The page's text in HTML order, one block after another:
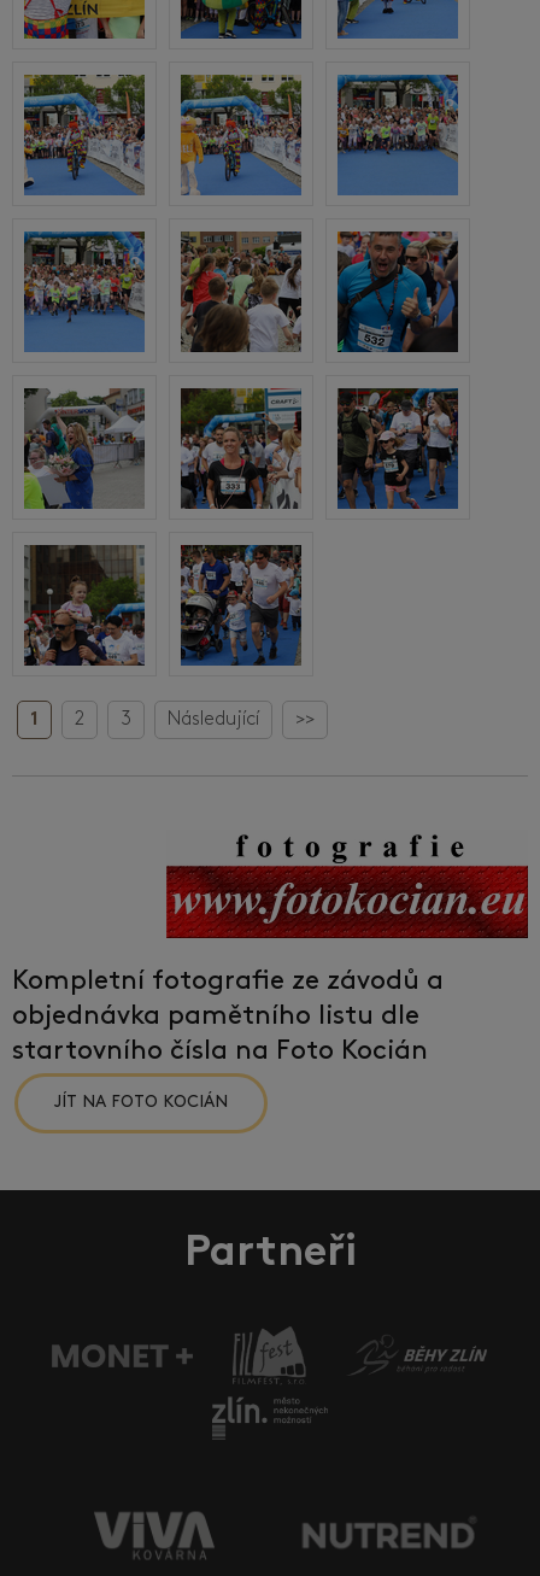
1 2 3 Následující >>
Kompletní fotografie ze závodů a
objednávka pamětního listu dle
startovního čísla na Foto Kocián
JÍT NA FOTO KOCIÁN
Partneři